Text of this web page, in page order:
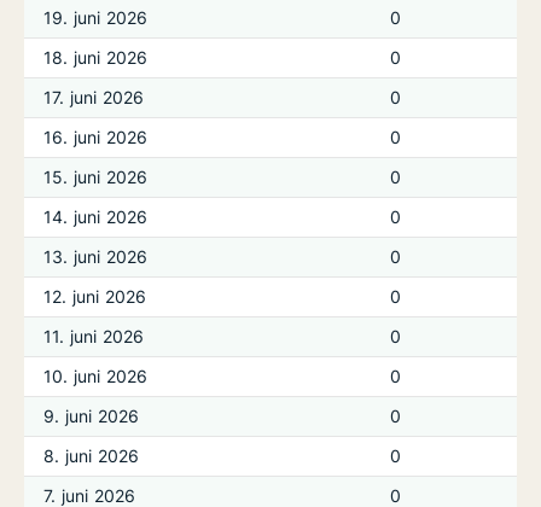
19. juni 2026
0
18. juni 2026
0
17. juni 2026
0
16. juni 2026
0
15. juni 2026
0
14. juni 2026
0
13. juni 2026
0
12. juni 2026
0
11. juni 2026
0
10. juni 2026
0
9. juni 2026
0
8. juni 2026
0
7. juni 2026
0